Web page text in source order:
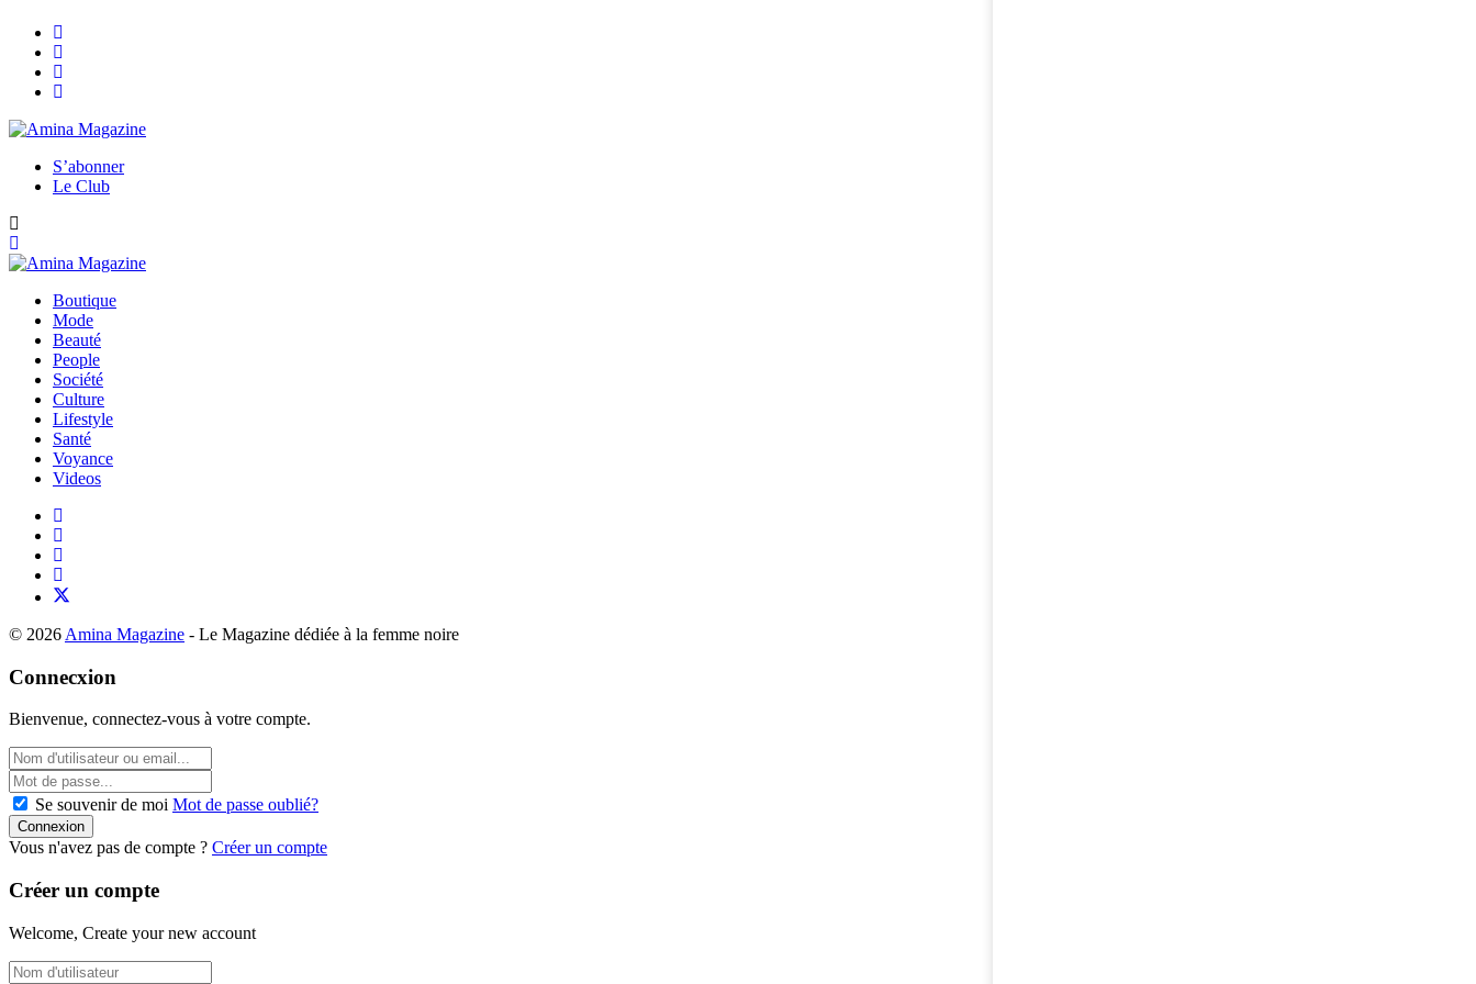
S’abonner
Le Club
Boutique
Mode
Beauté
People
Société
Culture
Lifestyle
Santé
Voyance
Videos
© 2026 Amina Magazine - Le Magazine dédiée à la femme noire
Connecxion
Bienvenue, connectez-vous à votre compte.
Se souvenir de moi Mot de passe oublié?
Vous n'avez pas de compte ? Créer un compte
Créer un compte
Welcome, Create your new account